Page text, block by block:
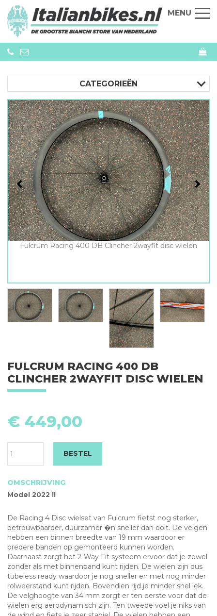
MENU
CATEGORIEËN
Fulcrum Racing 400 DB Clincher 2wayfit disc wielen
FULCRUM RACING 400 DB
CLINCHER 2WAYFIT DISC WIELEN
€ 449,00
BESTEL
OMSCHRIJVING
Model 2022 !!
De Racing 4 Disc wielset van Fulcrum fietst nog sterker,
betrouwbaarder, duurzamer �n sneller dan ooit. De velgen
hebben een binnen breedte van 19 mm waardoor er
bredere banden op gemonteerd kunnen worden.
Daarnaast zorgt het 2-Way Fit systeem ervoor dat je zowel
zonder als met binnenband kunt rijden. De wielen zijn dus
tubeless ready waardoor je nog sneller en met nog minder
rolweerstand kunt rijden. Bovendien rijd je minder snel lek.
De velghoogte van 34 mm zorgt er ten eerste voor dat de
wielen erg aerodynamisch zijn. Ten tweede voel je niks van